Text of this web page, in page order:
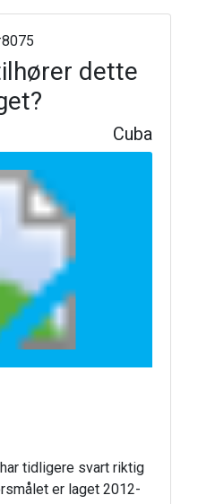
dette
Cuba
tidligere svart riktig
er laget 2012-